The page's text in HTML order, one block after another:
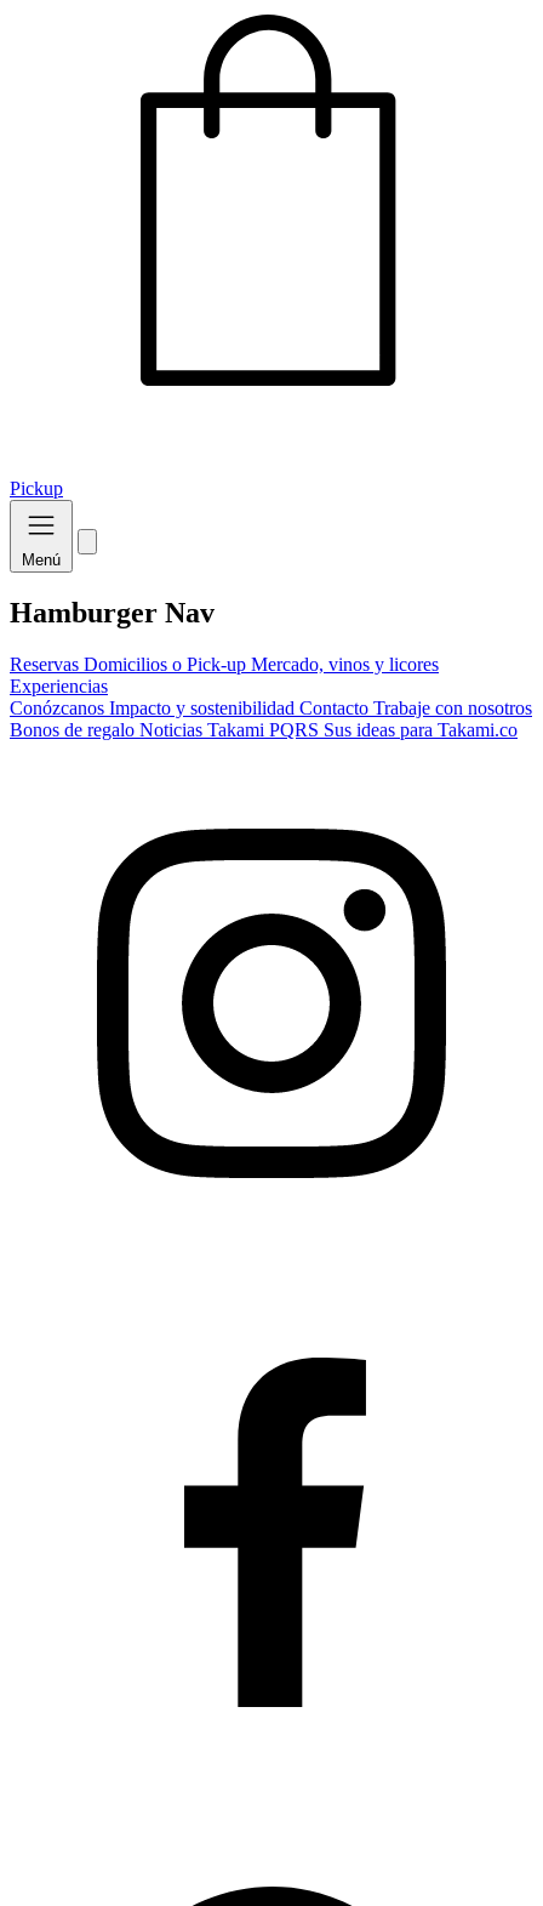
Pickup
Menú
Hamburger Nav
Reservas Domicilios o Pick-up Mercado, vinos y licores
Experiencias
Conózcanos Impacto y sostenibilidad Contacto Trabaje con nosotros
Bonos de regalo Noticias Takami PQRS Sus ideas para Takami.co